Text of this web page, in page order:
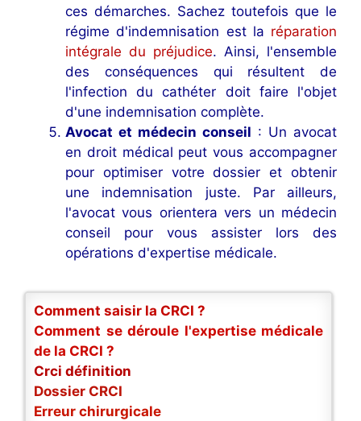
ces démarches. Sachez toutefois que le
régime d'indemnisation est la réparation
intégrale du préjudice. Ainsi, l'ensemble
des conséquences qui résultent de
l'infection du cathéter doit faire l'objet
d'une indemnisation complète.
Avocat et médecin conseil : Un avocat
en droit médical peut vous accompagner
pour optimiser votre dossier et obtenir
une indemnisation juste. Par ailleurs,
l'avocat vous orientera vers un médecin
conseil pour vous assister lors des
opérations d'expertise médicale.
Comment saisir la CRCI ?
Comment se déroule l'expertise médicale
de la CRCI ?
Crci définition
Dossier CRCI
Erreur chirurgicale